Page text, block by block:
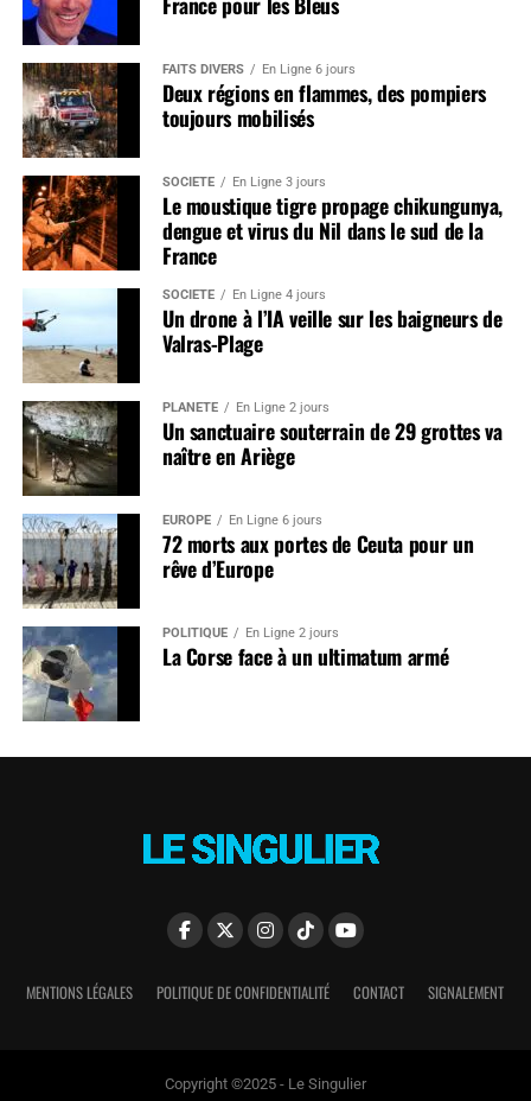
FAITS DIVERS En Ligne 6 jours
Deux régions en flammes, des pompiers
toujours mobilisés
SOCIÉTÉ En Ligne 3 jours
Le moustique tigre propage chikungunya,
dengue et virus du Nil dans le sud de la
France
SOCIÉTÉ En Ligne 4 jours
Un drone à l’IA veille sur les baigneurs de
Valras-Plage
PLANÈTE En Ligne 2 jours
Un sanctuaire souterrain de 29 grottes va
naître en Ariège
EUROPE En Ligne 6 jours
72 morts aux portes de Ceuta pour un
rêve d’Europe
POLITIQUE En Ligne 2 jours
La Corse face à un ultimatum armé
MENTIONS LÉGALES POLITIQUE DE CONFIDENTIALITÉ CONTACT SIGNALEMENT
Copyright ©2025 - Le Singulier